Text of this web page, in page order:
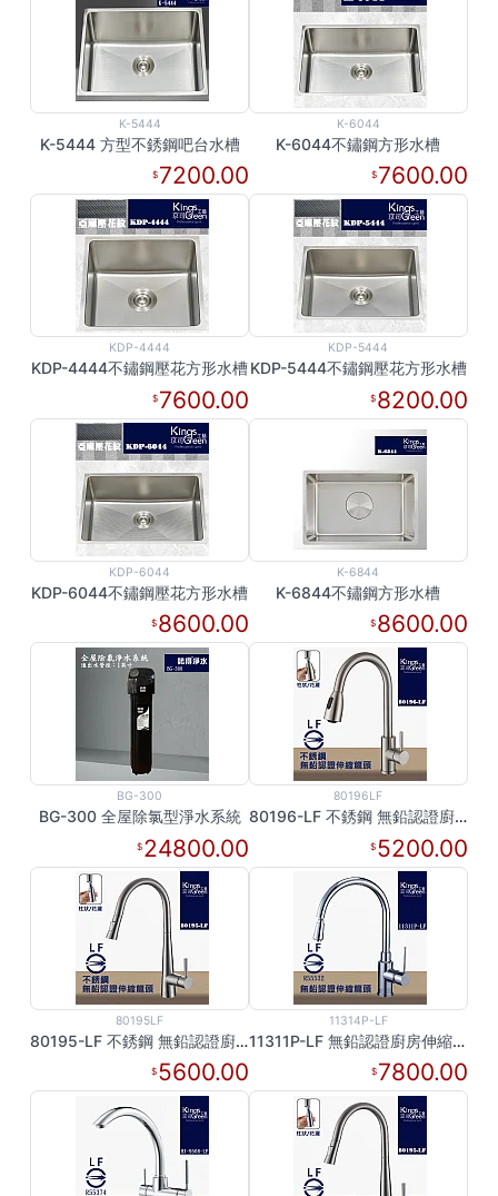
K-5444
K-5444 方型不銹鋼吧台水槽
7200.00
K-6044
K-6044不鏽鋼方形水槽
7600.00
KDP-4444
KDP-4444不鏽鋼壓花方形水槽
7600.00
KDP-5444
KDP-5444不鏽鋼壓花方形水槽
8200.00
KDP-6044
KDP-6044不鏽鋼壓花方形水槽
8600.00
K-6844
K-6844不鏽鋼方形水槽
8600.00
BG-300
BG-300 全屋除氯型淨水系統
24800.00
80196LF
80196-LF 不銹鋼 無鉛認證廚房伸縮龍頭
5200.00
80195LF
80195-LF 不銹鋼 無鉛認證廚房伸縮龍頭
5600.00
11314P-LF
11311P-LF 無鉛認證廚房伸縮龍頭
7800.00